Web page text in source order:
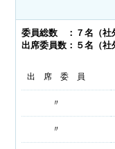
委員総数 ：７名（社
出席委員数：５名（
出 席 委 員
〃
〃